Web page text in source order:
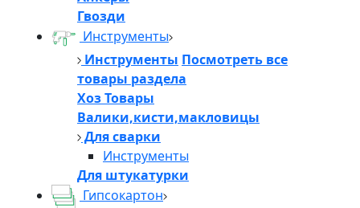
Гвозди
Инструменты
Инструменты Посмотреть все
товары раздела
Хоз Товары
Валики,кисти,макловицы
Для сварки
Инструменты
Для штукатурки
Гипсокартон